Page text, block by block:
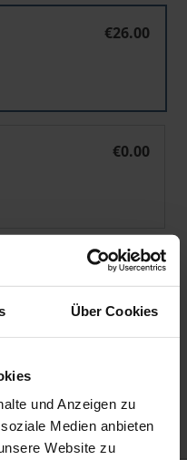
Über Cookies
und Anzeigen zu
Medien anbieten
Website zu
€26.00
€0.00
the delivery address, VAT
Cart